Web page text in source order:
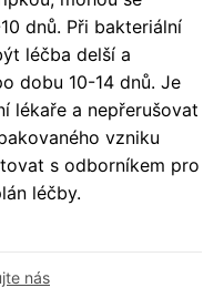
dnů. Při bakteriální
léčba delší a
dobu 10-14 dnů. Je
lékaře a nepřerušovat
vzniku
s odborníkem pro
léčby.
nás